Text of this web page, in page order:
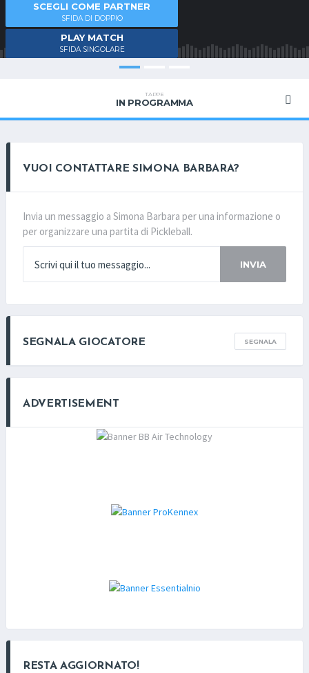
SCEGLI COME PARTNER
SFIDA DI DOPPIO
PLAY MATCH
SFIDA SINGOLARE
TAPPE
IN PROGRAMMA
VUOI CONTATTARE SIMONA BARBARA?
Invia un messaggio a Simona Barbara per una informazione o
per organizzare una partita di Pickleball.
INVIA
SEGNALA GIOCATORE SEGNALA
ADVERTISEMENT
RESTA AGGIORNATO!